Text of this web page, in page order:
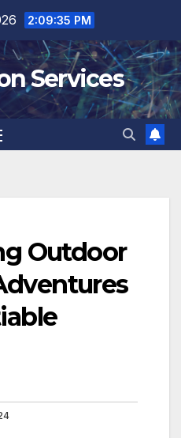
2:09:36 PM
Services
Outdoor